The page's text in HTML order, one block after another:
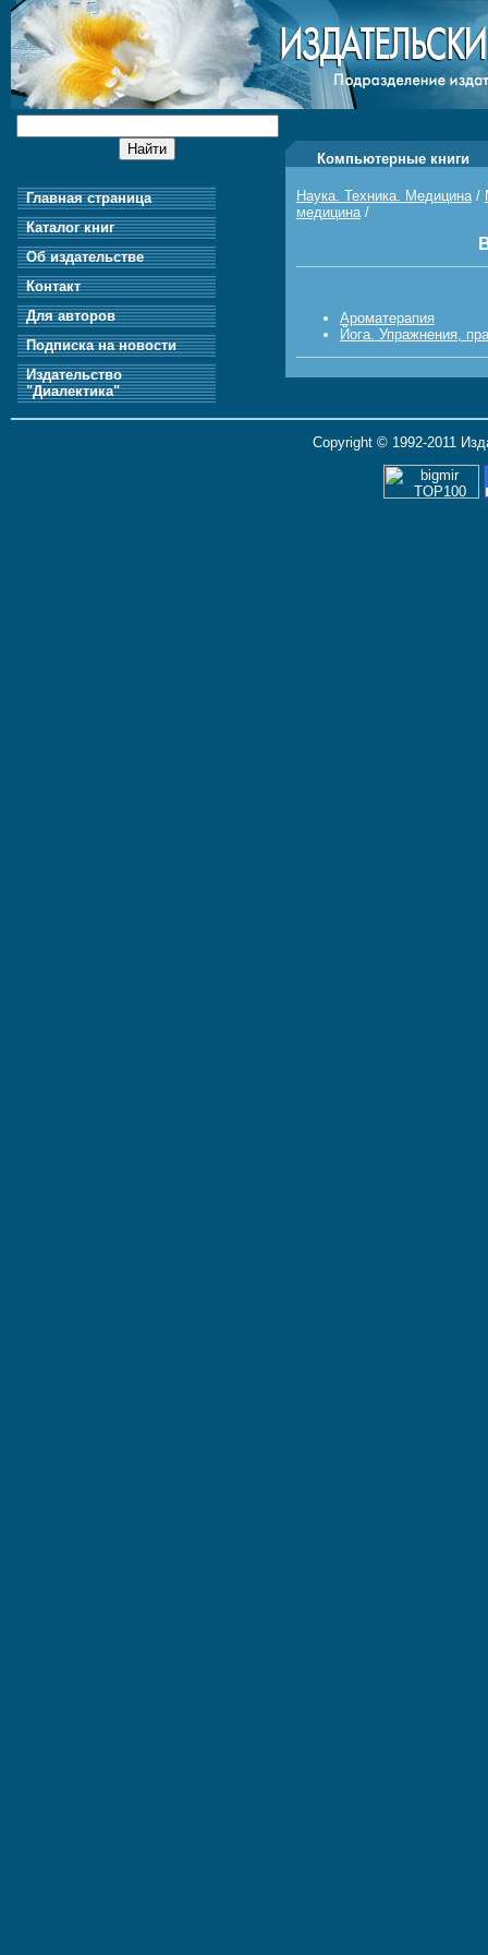
Главная страница
Каталог книг
Об издательстве
Контакт
Для авторов
Подписка на новости
Издательство
"Диалектика"
Компьютерные книги
Наука. Техника. Медицина/
медицина/
Ароматерапия
Йога. Упражнения,
Copyright © 1992-2011